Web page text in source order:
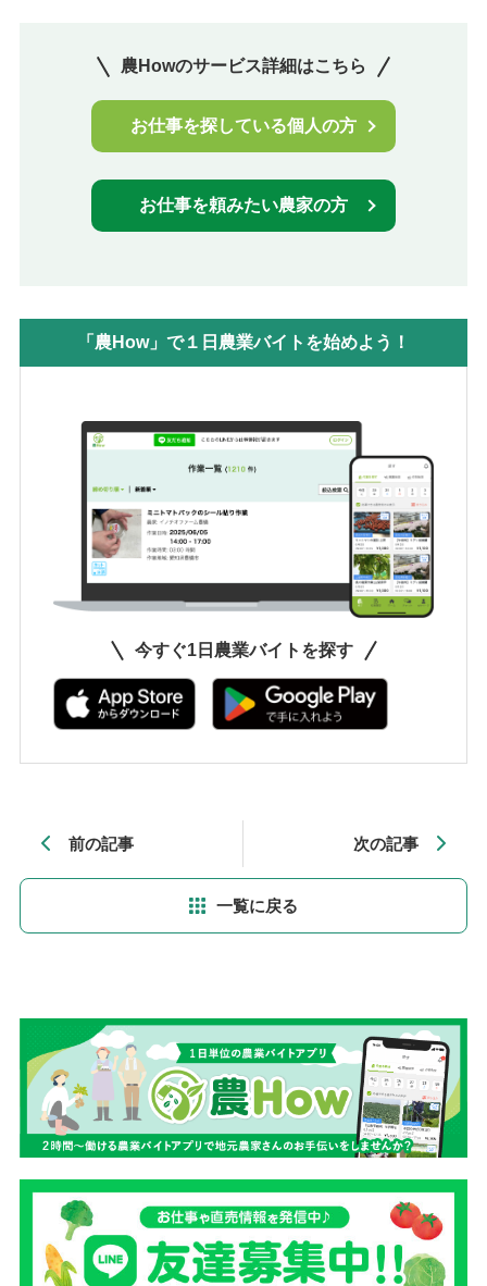
農Howのサービス詳細はこちら
お仕事を探している個人の方
お仕事を頼みたい農家の方
「農How」で１日農業バイトを始めよう！
今すぐ1日農業バイトを探す
前の記事
一覧に戻る
次の記事